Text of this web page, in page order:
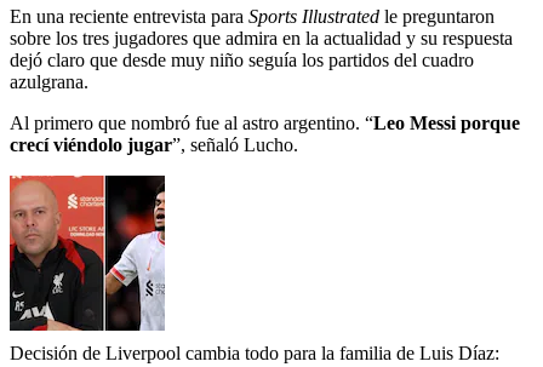
En una reciente entrevista para Sports Illustrated le preguntaron
sobre los tres jugadores que admira en la actualidad y su respuesta
dejó claro que desde muy niño seguía los partidos del cuadro
azulgrana.
Al primero que nombró fue al astro argentino. “Leo Messi porque
crecí viéndolo jugar”, señaló Lucho.
Decisión de Liverpool cambia todo para la familia de Luis Díaz: